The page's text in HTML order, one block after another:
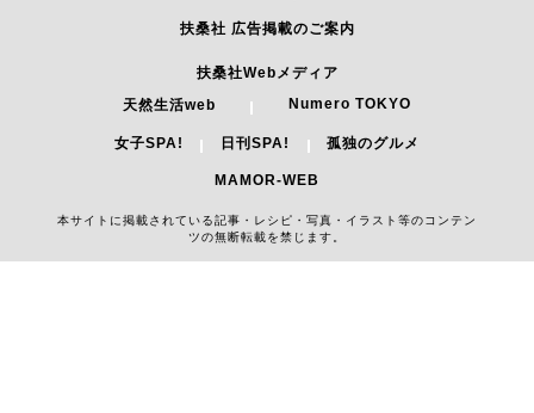
扶桑社 広告掲載のご案内
扶桑社Webメディア
天然生活web
Numero TOKYO
女子SPA! 日刊SPA! 孤独のグルメ
MAMOR-WEB
本サイトに掲載されている記事・レシピ・写真・イラスト等のコンテン
ツの無断転載を禁じます。